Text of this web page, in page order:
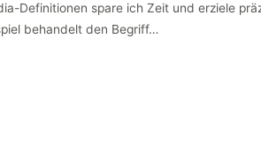
Definitionen spare ich Zeit und erziele
behandelt den Begriff…